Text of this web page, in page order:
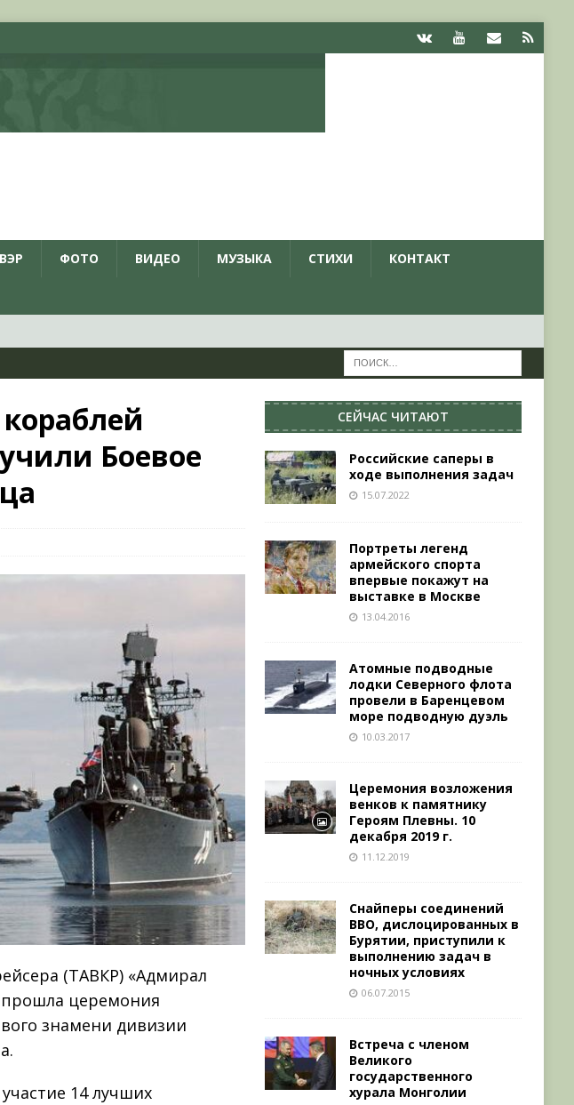
ВЭР ФОТО ВИДЕО МУЗЫКА СТИХИ КОНТАКТ
документами из
Боевое
(ТАВКР) «Адмирал
прошла церемония
знамени дивизии
14 лучших
СЕЙЧАС ЧИТАЮТ
Российские саперы в
ходе выполнения задач
15.07.2022
Портреты легенд
армейского спорта
впервые покажут на
выставке в Москве
13.04.2016
Атомные подводные
лодки Северного флота
провели в Баренцевом
море подводную дуэль
10.03.2017
Церемония возложения
венков к памятнику
Героям Плевны. 10
декабря 2019 г.
11.12.2019
Снайперы соединений
ВВО, дислоцированных в
Бурятии, приступили к
выполнению задач в
ночных условиях
06.07.2015
Встреча с членом
Великого
государственного
хурала Монголии